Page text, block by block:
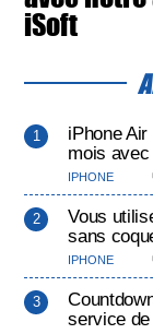
iSoft
iPhone
mois
IPHONE
Vous
sans
IPHONE
service